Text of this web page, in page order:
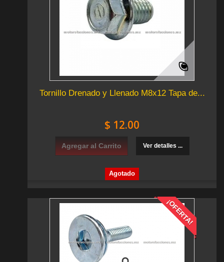
Tornillo Drenado y Llenado M8x12 Tapa de...
$ 12.00
Agregar al Carrito Ver detalles ...
Agotado
¡OFERTA!